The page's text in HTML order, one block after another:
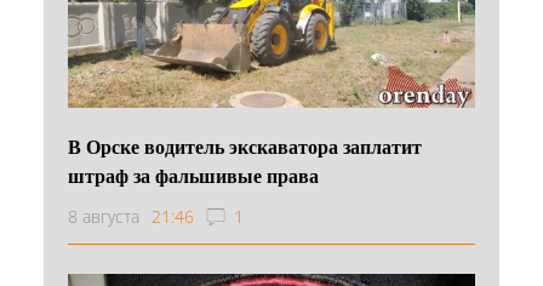
В Орске водитель экскаватора заплатит
штраф за фальшивые права
8 августа 21:46 1